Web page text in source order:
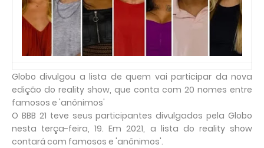
Globo divulgou a lista de quem vai participar da nova
edição do reality show, que conta com 20 nomes entre
famosos e 'anônimos'
O BBB 21 teve seus participantes divulgados pela Globo
nesta terça-feira, 19. Em 2021, a lista do reality show
contará com famosos e 'anônimos'.